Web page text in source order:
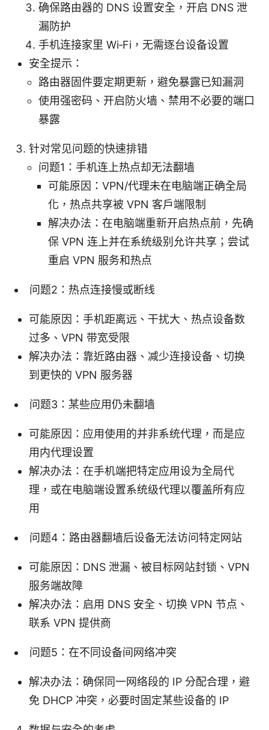
确保路由器的 DNS 设置安全，开启 DNS 泄
漏防护
手机连接家里 Wi‑Fi，无需逐台设备设置
安全提示：
路由器固件要定期更新，避免暴露已知漏洞
使用强密码、开启防火墙、禁用不必要的端口
暴露
针对常见问题的快速排错
问题1：手机连上热点却无法翻墙
可能原因：VPN/代理未在电脑端正确全局
化，热点共享被 VPN 客户端限制
解决办法：在电脑端重新开启热点前，先确
保 VPN 连上并在系统级别允许共享；尝试
重启 VPN 服务和热点
问题2：热点连接慢或断线
可能原因：手机距离远、干扰大、热点设备数
过多、VPN 带宽受限
解决办法：靠近路由器、减少连接设备、切换
到更快的 VPN 服务器
问题3：某些应用仍未翻墙
可能原因：应用使用的并非系统代理，而是应
用内代理设置
解决办法：在手机端把特定应用设为全局代
理，或在电脑端设置系统级代理以覆盖所有应
用
问题4：路由器翻墙后设备无法访问特定网站
可能原因：DNS 泄漏、被目标网站封锁、VPN
服务端故障
解决办法：启用 DNS 安全、切换 VPN 节点、
联系 VPN 提供商
问题5：在不同设备间网络冲突
解决办法：确保同一网络段的 IP 分配合理，避
免 DHCP 冲突，必要时固定某些设备的 IP